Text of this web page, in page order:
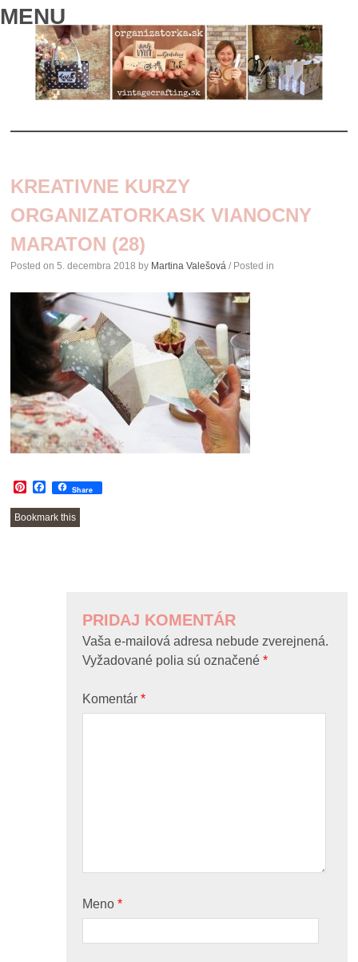
MENU
CONTENT
KREATIVNE KURZY
ORGANIZATORKASK VIANOCNY
MARATON (28)
Posted on5. decembra 2018 by Martina Valešová / Posted in
Pinterest
Facebook
Share
Bookmark this
PRIDAJ KOMENTÁR
Vaša e-mailová adresa nebude zverejnená.
Vyžadované polia sú označené*
Komentár*
Meno*